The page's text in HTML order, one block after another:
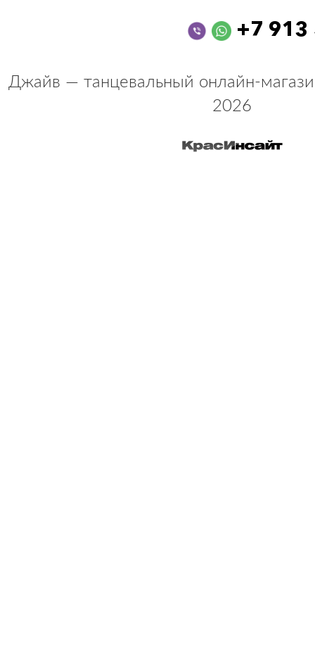
+7
Джайв — танцевальный онлайн-
2026